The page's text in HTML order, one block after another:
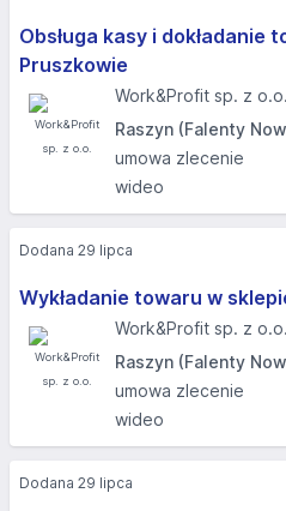
Obsługa kasy i dokładanie
Pruszkowie
Work&Profit sp. z o.o.
Raszyn (Falenty
umowa zlecenie
wideo
Wykładanie towaru w
Work&Profit sp. z o.o.
Raszyn (Falenty
umowa zlecenie
wideo
Dodana 29 lipca
Dodana 29 lipca